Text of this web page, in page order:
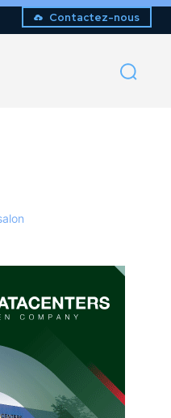
Contactez-nous